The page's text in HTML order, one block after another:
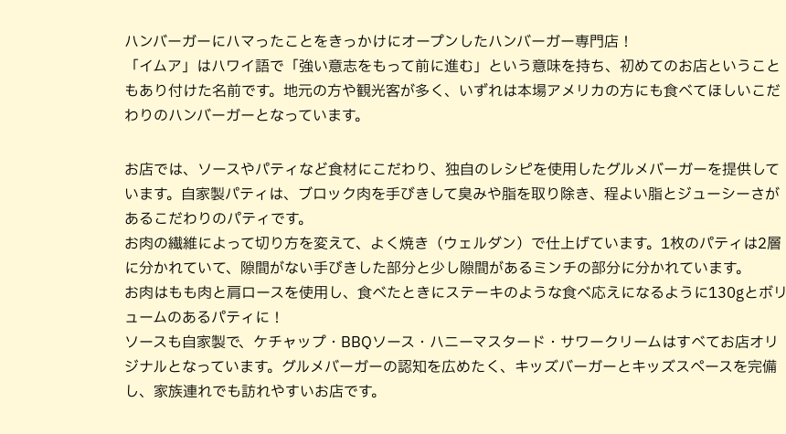
ハンバーガーにハマったことをきっかけにオープンしたハンバーガー専門店！
「イムア」はハワイ語で「強い意志をもって前に進む」という意味を持ち、初めてのお店ということ
もあり付けた名前です。地元の方や観光客が多く、いずれは本場アメリカの方にも食べてほしいこだ
わりのハンバーガーとなっています。
お店では、ソースやパティなど食材にこだわり、独自のレシピを使用したグルメバーガーを提供して
います。自家製パティは、ブロック肉を手びきして臭みや脂を取り除き、程よい脂とジューシーさが
あるこだわりのパティです。
お肉の繊維によって切り方を変えて、よく焼き（ウェルダン）で仕上げています。1枚のパティは2層
に分かれていて、隙間がない手びきした部分と少し隙間があるミンチの部分に分かれています。
お肉はもも肉と肩ロースを使用し、食べたときにステーキのような食べ応えになるように130gとボリ
ュームのあるパティに！
ソースも自家製で、ケチャップ・BBQソース・ハニーマスタード・サワークリームはすべてお店オリ
ジナルとなっています。グルメバーガーの認知を広めたく、キッズバーガーとキッズスペースを完備
し、家族連れでも訪れやすいお店です。